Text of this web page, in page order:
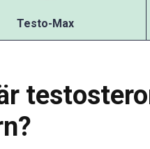
Testo-Max